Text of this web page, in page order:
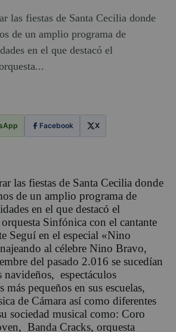
las fiestas de Santa Cecilia donde
de un amplio programa de
en el que destacó el
Facebook X
las fiestas de Santa Cecilia donde
de un amplio programa de
en el que destacó el
Sinfónica con el cantante
Seguí en el especial «Nino
al célebre Nino Bravo,
del pasado 2.016 se sucedían
navideños, espectáculos
más pequeños en sus escuelas,
de Cámara así como diferentes
sociedad musical como: Coro
Banda Cracks, orquesta